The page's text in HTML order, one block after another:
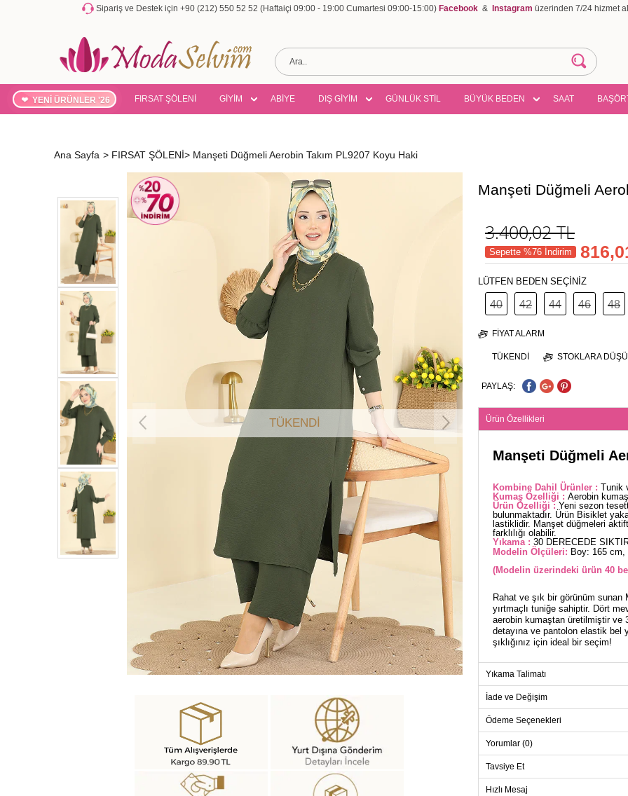
Sipariş ve Destek için +90 (212) 550 52 52 (Haftaiçi 09:00 - 19:00 Cumartesi 09:00-15:00) Facebook & Instagram üzerinden 7/24 hizmet
YENİ ÜRÜNLER '26 FIRSAT ŞÖLENİ GİYİM ABİYE DIŞ GİYİM GÜNLÜK STİL BÜYÜK BEDEN SAAT
Ana Sayfa > FIRSAT ŞÖLENİ> Manşeti Düğmeli Aerobin Takım PL9207 Koyu Haki
TÜKENDİ
Manşeti Düğmeli
3.400,02TL
Sepette %76 İndirim
LÜTFEN BEDEN SEÇİNİZ
40 42 44 46 48
FIYAT ALARM
TÜKENDI STOKLARA
PAYLAŞ:
Ürün Özellikleri
Manşeti Düğmeli
Kombine Dahil Ürünler : Tunik
Kumaş Özelliği : Aerobin
Ürün Özelliği : Yeni sezon
bulunmaktadır. Ürün Bisiklet
lastiklidir. Manşet düğmeleri
farklılığı olabilir.
Yıkama : 30 DERECEDE
Modelin Ölçüleri: Boy: 165
(Modelin üzerindeki ürün 40
Rahat ve şık bir görünüm
yırtmaçlı tuniğe sahiptir. Dört
aerobin kumaştan üretilmiştir ve
detayına ve pantolon elastik bel
şıklığınız için ideal bir seçim!
42
Yıkama Talimatı
İade ve Değişim
Ödeme Seçenekleri
Yorumlar (0)
Tavsiye Et
Hızlı Mesaj